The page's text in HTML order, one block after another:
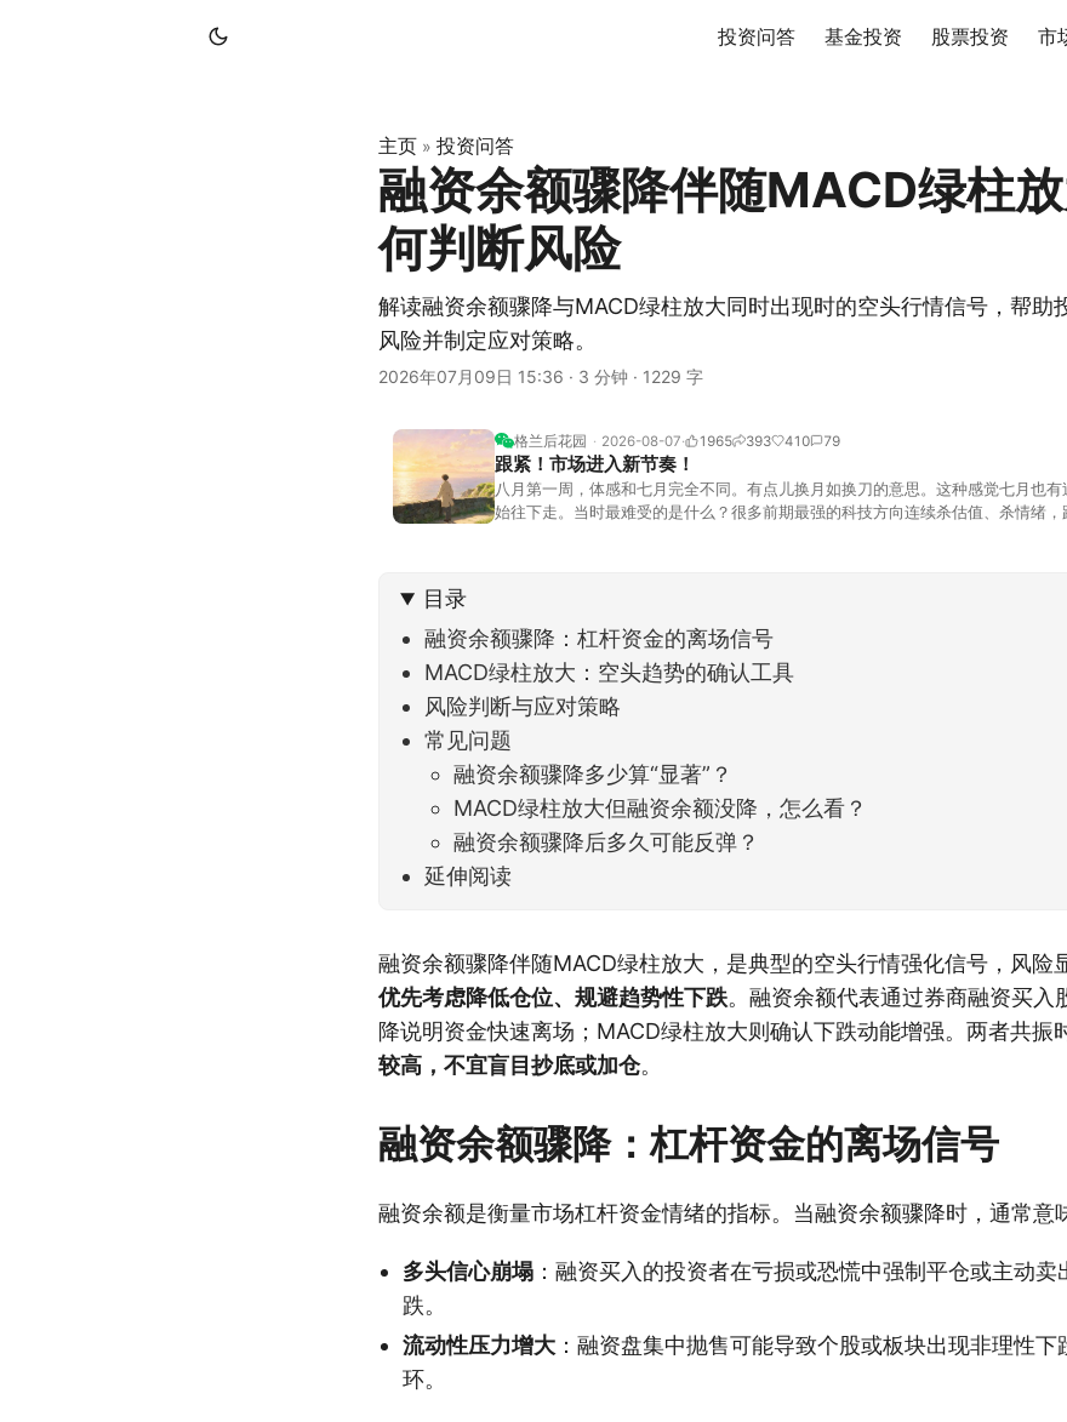
投资问答 基金投资 股票投资 市
主页 » 投资问答
融资余额骤降伴随MACD绿柱
何判断风险
解读融资余额骤降与MACD绿柱放大同时出现时的空头行情信号，帮助
风险并制定应对策略。
2026年07月09日 15:36 · 3 分钟 · 1229 字
格兰后花园 2026-08-07 1965 393 410 79
跟紧！市场进入新节奏！
八月第一周，体感和七月完全不同。有点儿换月如换刀的意思。这种感觉七月也
始往下走。当时最难受的是什么？很多前期最强的科技方向连续杀估值、杀情绪，
目录
融资余额骤降：杠杆资金的离场信号
MACD绿柱放大：空头趋势的确认工具
风险判断与应对策略
常见问题
融资余额骤降多少算“显著”？
MACD绿柱放大但融资余额没降，怎么看？
融资余额骤降后多久可能反弹？
延伸阅读
融资余额骤降伴随MACD绿柱放大，是典型的空头行情强化信号，风险
优先考虑降低仓位、规避趋势性下跌。融资余额代表通过券商融资买入
降说明资金快速离场；MACD绿柱放大则确认下跌动能增强。两者共振
较高，不宜盲目抄底或加仓。
融资余额骤降：杠杆资金的离场信号
融资余额是衡量市场杠杆资金情绪的指标。当融资余额骤降时，通常意
多头信心崩塌 ：融资买入的投资者在亏损或恐慌中强制平仓或主动
跌。
流动性压力增大 ：融资盘集中抛售可能导致个股或板块出现非理性
环。